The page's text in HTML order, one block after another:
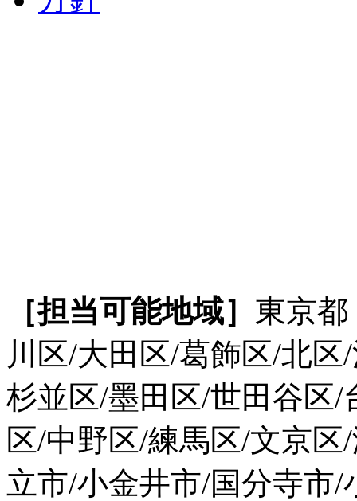
［担当可能地域］ 東京
川区/大田区/葛飾区/北
杉並区/墨田区/世田谷区
区/中野区/練馬区/文京
立市/小金井市/国分寺市